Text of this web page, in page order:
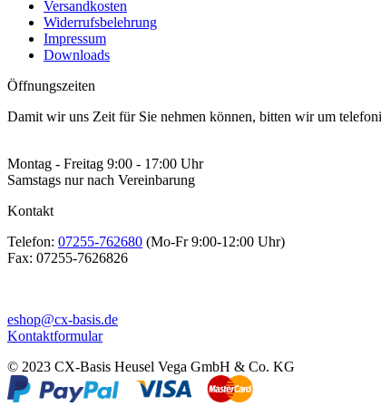
Versandkosten
Widerrufsbelehrung
Impressum
Downloads
Öffnungszeiten
Damit wir uns Zeit für Sie nehmen können, bitten wir um
Montag - Freitag 9:00 - 17:00 Uhr
Samstags nur nach Vereinbarung
Kontakt
Telefon: 07255-762680 (Mo-Fr 9:00-12:00 Uhr)
Fax: 07255-7626826
eshop@cx-basis.de
Kontaktformular
© 2023 CX-Basis Heusel Vega GmbH & Co. KG